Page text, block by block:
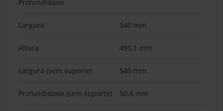
Profundidade
Largura 540 mm
Altura 495,1 mm
Largura (sem suporte) 540 mm
Profundidade (sem suporte) 50,6 mm